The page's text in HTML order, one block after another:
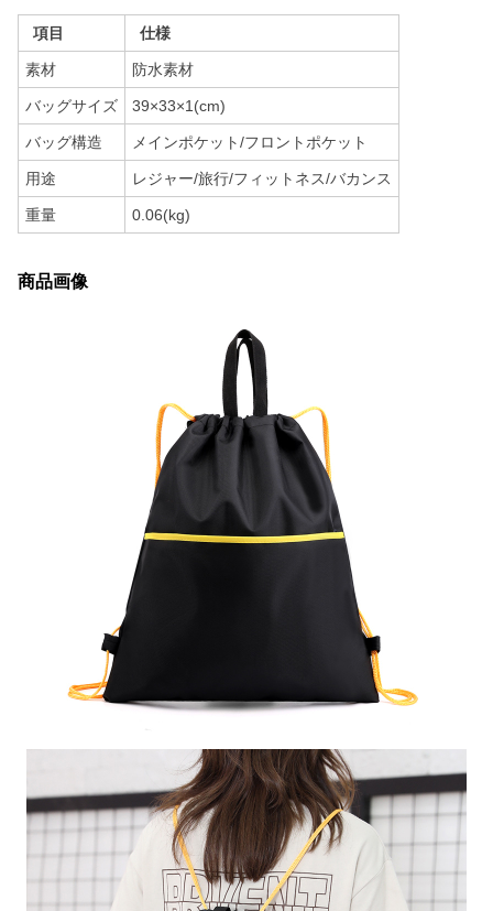
項目 仕様
素材 防水素材
バッグサイズ 39×33×1(cm)
バッグ構造 メインポケット/フロントポケット
用途 レジャー/旅行/フィットネス/バカンス
重量 0.06(kg)
商品画像